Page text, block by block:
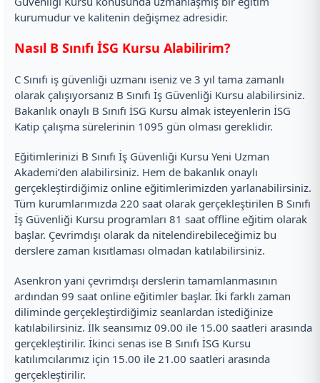
kurumudur ve kalitenin değişmez adresidir.
Nasıl B Sınıfı İSG Kursu Alabilirim?
C Sınıfı iş güvenliği uzmanı iseniz ve 3 yıl tama zamanlı
olarak çalışıyorsanız B Sınıfı İş Güvenliği Kursu alabilirsiniz.
Bakanlık onaylı B Sınıfı İSG Kursu almak isteyenlerin İSG
Katip çalışma sürelerinin 1095 gün olması gereklidir.
Eğitimlerinizi B Sınıfı İş Güvenliği Kursu Yeni Uzman
Akademi’den alabilirsiniz. Hem de bakanlık onaylı
gerçekleştirdiğimiz online eğitimlerimizden yarlanabilirsiniz.
Tüm kurumlarımızda 220 saat olarak gerçekleştirilen B Sınıfı
İş Güvenliği Kursu programları 81 saat offline eğitim olarak
başlar. Çevrimdışı olarak da nitelendirebileceğimiz bu
derslere zaman kısıtlaması olmadan katılabilirsiniz.
Asenkron yani çevrimdışı derslerin tamamlanmasının
ardından 99 saat online eğitimler başlar. İki farklı zaman
diliminde gerçekleştirdiğimiz seanlardan istediğinize
katılabilirsiniz. İlk seansımız 09.00 ile 15.00 saatleri arasında
gerçekleştirilir. İkinci senas ise B Sınıfı İSG Kursu
katılımcılarımız için 15.00 ile 21.00 saatleri arasında
gerçekleştirilir.